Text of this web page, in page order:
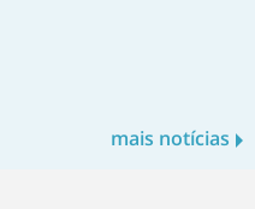
mais notícias